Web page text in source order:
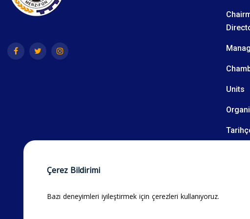
Units
Çerez Bildirimi
Bazı deneyimleri iyileştirmek için çerezleri kullanıyoruz.